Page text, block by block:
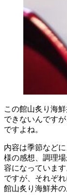
この館山炙り海
できないんです
ですよね。
内容は季節など
様の感想、調理
容になっていま
ですが、それぞ
館山炙り海鮮丼